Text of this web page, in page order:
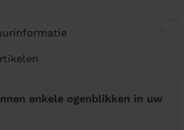
enkele ogenblikken in uw